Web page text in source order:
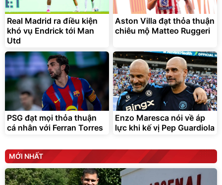
Real Madrid ra điều kiện
khó vụ Endrick tới Man
Utd
Aston Villa đạt thỏa thuận
chiêu mộ Matteo Ruggeri
PSG đạt mọi thỏa thuận
cá nhân với Ferran Torres
Enzo Maresca nói về áp
lực khi kế vị Pep Guardiola
MỚI NHẤT